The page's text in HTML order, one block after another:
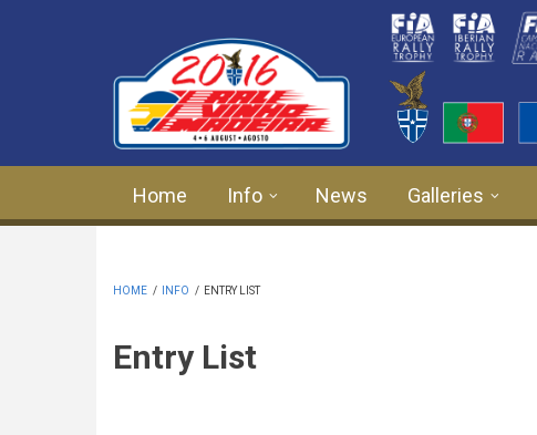
Home Info News Galleries
HOME / INFO / ENTRY LIST
Entry List